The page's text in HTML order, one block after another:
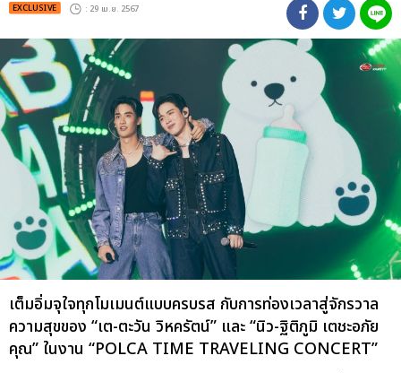
EXCLUSIVE : 29 เม.ย. 2567
เต็มอิ่มจุใจทุกโมเมนต์แบบครบรส กับการท่องเวลาสู่จักรวาล
ความสุขของ “เต-ตะวัน วิหครัตน์” และ “นิว-ฐิติภูมิ เตชะอภัย
คุณ” ในงาน “POLCA TIME TRAVELING CONCERT”